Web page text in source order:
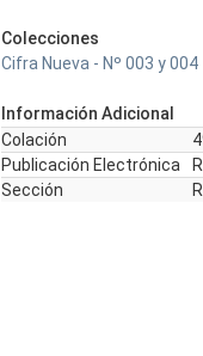
Colecciones
Cifra Nueva - Nº 003 y 004
Información Adicional
Colación
Publicación Electrónica
Sección